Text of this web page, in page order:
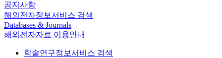
공지사항
해외전자정보서비스 검색
Databases & Journals
해외전자자료 이용안내
학술연구정보서비스 검색